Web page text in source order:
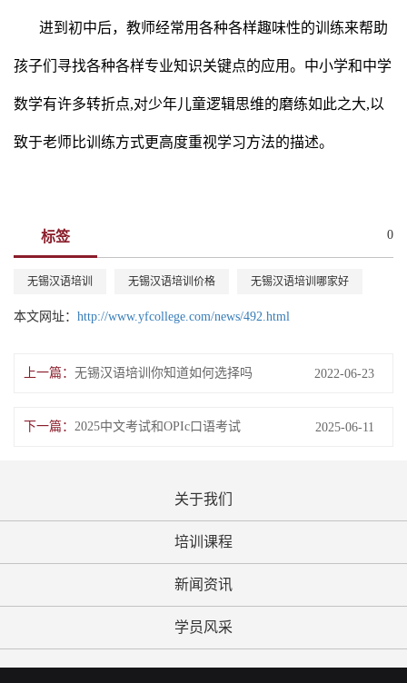
进到初中后，教师经常用各种各样趣味性的训练来帮助
孩子们寻找各种各样专业知识关键点的应用。中小学和中学
数学有许多转折点,对少年儿童逻辑思维的磨练如此之大,以
致于老师比训练方式更高度重视学习方法的描述。
标签 0
无锡汉语培训 无锡汉语培训价格 无锡汉语培训哪家好
本文网址： http://www.yfcollege.com/news/492.html
上一篇： 无锡汉语培训你知道如何选择吗 2022-06-23
下一篇： 2025中文考试和OPIc口语考试 2025-06-11
关于我们
培训课程
新闻资讯
学员风采